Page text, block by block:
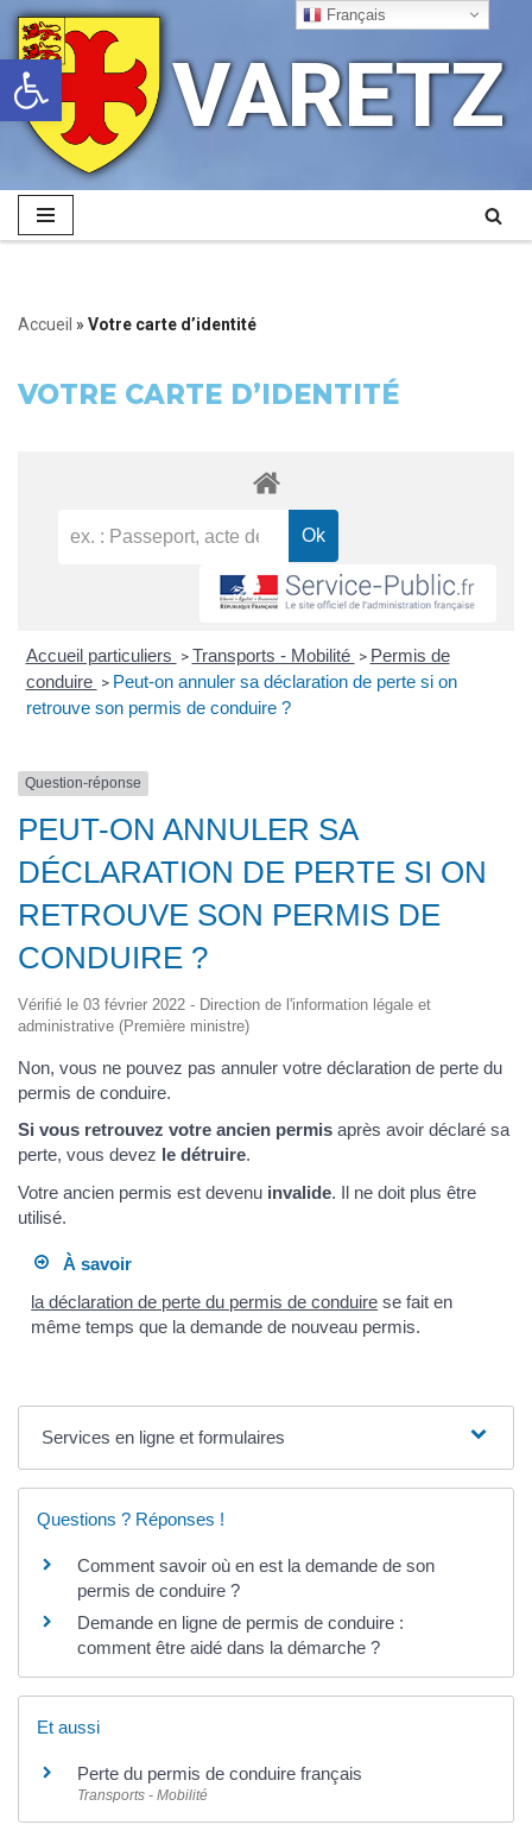
Ouvrir la barre d’outils
Aller
au
contenu
VARETZ
Accueil » Votre carte d’identité
VOTRE CARTE D’IDENTITÉ
Accueil particuliers > Transports - Mobilité > Permis de
conduire > Peut-on annuler sa déclaration de perte si on
retrouve son permis de conduire ?
Question-réponse
PEUT-ON ANNULER SA
DÉCLARATION DE PERTE SI ON
RETROUVE SON PERMIS DE
CONDUIRE ?
Vérifié le 03 février 2022 - Direction de l'information légale et
administrative (Première ministre)
Non, vous ne pouvez pas annuler votre déclaration de perte du
permis de conduire.
Si vous retrouvez votre ancien permis après avoir déclaré sa
perte, vous devez le détruire.
Votre ancien permis est devenu invalide. Il ne doit plus être
utilisé.
À savoir
la déclaration de perte du permis de conduire se fait en
même temps que la demande de nouveau permis.
Services en ligne et formulaires
Questions ? Réponses !
Comment savoir où en est la demande de son
permis de conduire ?
Demande en ligne de permis de conduire :
comment être aidé dans la démarche ?
Et aussi
Perte du permis de conduire français
Transports - Mobilité
Français